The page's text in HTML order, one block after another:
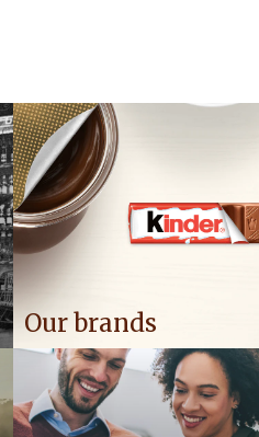
Our brands